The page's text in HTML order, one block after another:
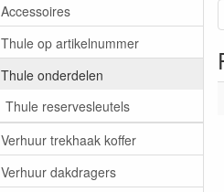
Accessoires
Thule op artikelnummer
Thule onderdelen
Thule reservesleutels
Verhuur trekhaak koffer
Verhuur dakdragers